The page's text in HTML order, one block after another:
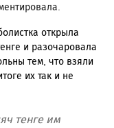
открыла
и разочаровала
тем, что взяли
их так и не
тенге им